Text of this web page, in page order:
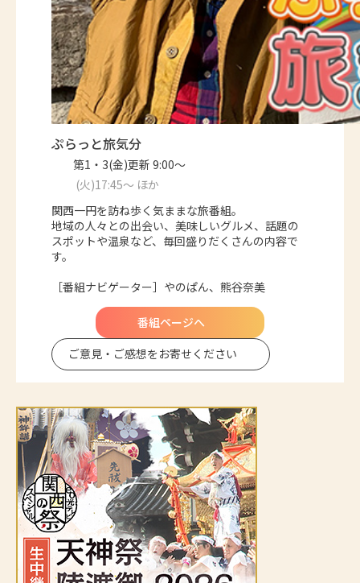
ぷらっと旅気分
第1・3(金)更新 9:00～
(火)17:45～ ほか
関西一円を訪ね歩く気ままな旅番組。
地域の人々との出会い、美味しいグルメ、話題の
スポットや温泉など、毎回盛りだくさんの内容で
す。
［番組ナビゲーター］やのぱん、熊谷奈美
番組ページへ
ご意見・ご感想をお寄せください